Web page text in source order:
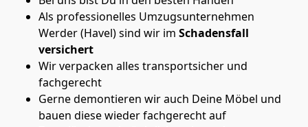
Als professionelles Umzugsunternehmen
Werder (Havel) sind wir im Schadensfall
versichert
Wir verpacken alles transportsicher und
fachgerecht
Gerne demontieren wir auch Deine Möbel und
bauen diese wieder fachgerecht auf